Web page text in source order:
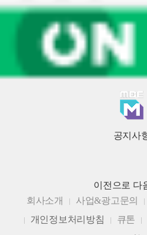
공지사
이전으로 다
회사소개
사업&광고문의
개인정보처리방침
큐톤